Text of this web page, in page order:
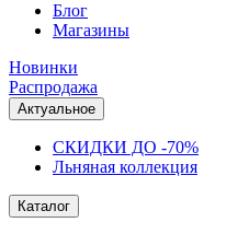
Блог
Магазины
Новинки
Распродажа
Актуальное
СКИДКИ ДО -70%
Льняная коллекция
Каталог